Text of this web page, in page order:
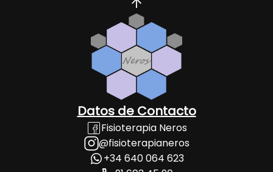
Datos de Contacto
Fisioterapia Neros
@fisioterapianeros
+34 640 064 623